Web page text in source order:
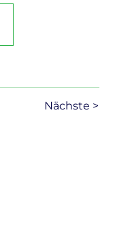
Nächste >